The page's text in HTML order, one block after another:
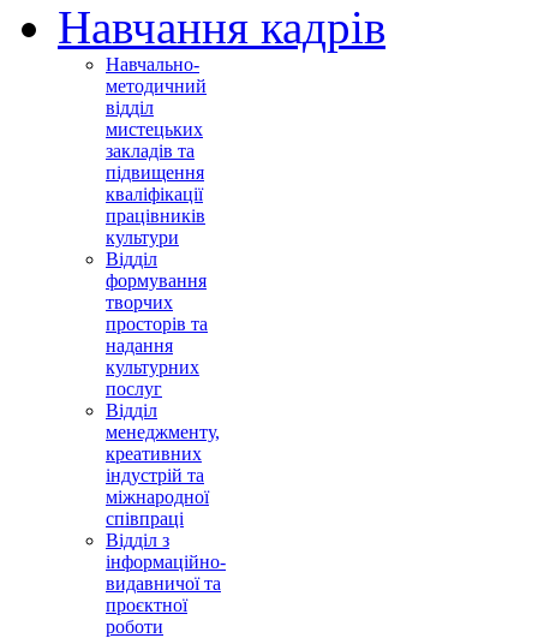
Навчання кадрів
Навчально-
методичний
відділ
мистецьких
закладів та
підвищення
кваліфікації
працівників
культури
Відділ
формування
творчих
просторів та
надання
культурних
послуг
Відділ
менеджменту,
креативних
індустрій та
міжнародної
співпраці
Відділ з
інформаційно-
видавничої та
проєктної
роботи